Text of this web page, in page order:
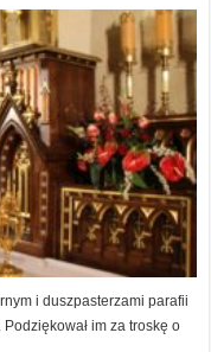
i duszpasterzami parafii
im za troskę o